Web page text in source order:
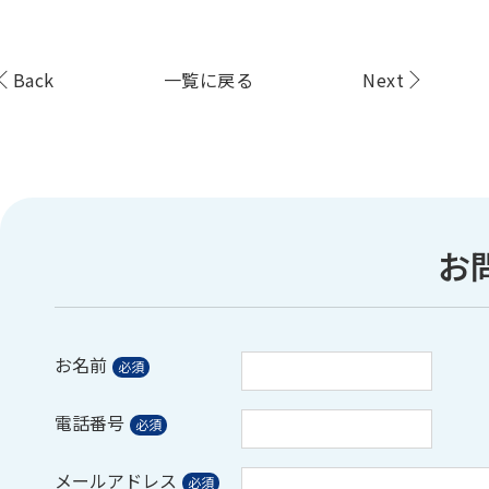
Back 一覧に戻る Next
お
お名前
電話番号
メールアドレス